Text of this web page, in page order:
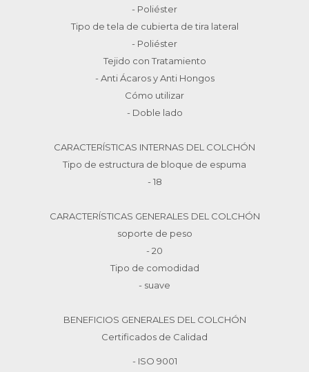
- Poliéster
Tipo de tela de cubierta de tira lateral
- Poliéster
Tejido con Tratamiento
- Anti Ácaros y Anti Hongos
Cómo utilizar
- Doble lado
CARACTERÍSTICAS INTERNAS DEL COLCHÓN
Tipo de estructura de bloque de espuma
- 18
CARACTERÍSTICAS GENERALES DEL COLCHÓN
soporte de peso
- 20
Tipo de comodidad
- suave
BENEFICIOS GENERALES DEL COLCHÓN
Certificados de Calidad
- ISO 9001